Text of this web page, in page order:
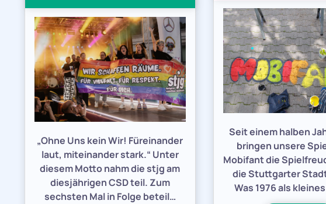
„Ohne Uns kein Wir! Füreinander
laut, miteinander stark.“ Unter
diesem Motto nahm die stjg am
diesjährigen CSD teil. Zum
sechsten Mal in Folge beteil…
Seit einem halben
bringen unsere
Mobifant die
die Stuttgarter
Was 1976 als